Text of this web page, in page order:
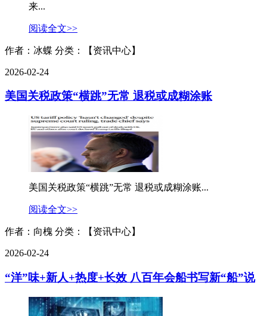
来...
阅读全文>>
作者：冰蝶 分类：【资讯中心】
2026-02-24
美国关税政策“横跳”无常 退税或成糊涂账
美国关税政策“横跳”无常 退税或成糊涂账...
阅读全文>>
作者：向槐 分类：【资讯中心】
2026-02-24
“洋”味+新人+热度+长效 八百年会船书写新“船”说